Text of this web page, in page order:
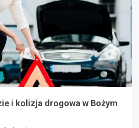
i kolizja drogowa w Bożym